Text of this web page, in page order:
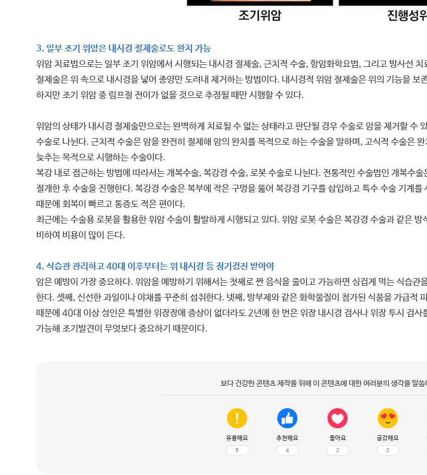
3. 일부 조기 위암은 내시경 절제술로도 완치 가능
위암 치료법으로는 일부 조기 위암에서 시행되는 내시경 절제술, 근치적 수술, 항암화학요법, 그리고 방사선
절제술은 위 속으로 내시경을 넣어 종양만 도려내 제거하는 방법이다. 내시경적 위암 절제술은 위의 기능을 보
하지만 조기 위암 중 림프절 전이가 없을 것으로 추정될 때만 시행할 수 있다.
위암의 상태가 내시경 절제술만으로는 완벽하게 치료될 수 없는 상태라고 판단될 경우 수술로 암을 제거할 수
수술로 나뉜다. 근치적 수술은 암을 완전히 절제해 암의 완치를 목적으로 하는 수술을 말하며, 고식적 수술은
늦추는 목적으로 시행하는 수술이다.
복강 내로 접근하는 방법에 따라서는 개복수술, 복강경 수술, 로봇 수술로 나뉜다. 전통적인 수술법인 개복수
절개한 후 수술을 진행한다. 복강경 수술은 복부에 작은 구멍을 뚫어 복강경 기구를 삽입하고 특수 수술 기계
때문에 회복이 빠르고 통증도 적은 편이다.
최근에는 수술용 로봇을 활용한 위암 수술이 활발하게 시행되고 있다. 위암 로봇 수술은 복강경 수술과 같은
비하여 비용이 많이 든다.
4. 식습관 관리하고 40대 이후부터는 위 내시경 등 정기검진 받아야
암은 예방이 가장 중요하다. 위암을 예방하기 위해서는 첫째로 짠 음식을 줄이고 가능하면 싱겁게 먹는 식습
한다. 셋째, 신선한 과일이나 야채를 꾸준히 섭취한다. 넷째, 방부제와 같은 화학물질이 첨가된 식품을 가급적
때문에 40대 이상 성인은 특별한 위장장애 증상이 없더라도 2년에 한 번은 위장 내시경 검사나 위장 투시 검
가능해 조기발견이 무엇보다 중요하기 때문이다.
보다 건강한 콘텐츠 제작을 위해 이 콘텐츠에 대한 여러분의 생각을 말씀
유용해요
5
추천해요
4
좋아요
2
공감해요
2